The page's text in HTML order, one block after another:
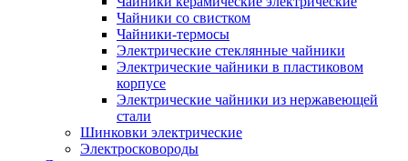
Чайники со свистком
Чайники-термосы
Электрические стеклянные чайники
Электрические чайники в пластиковом
корпусе
Электрические чайники из нержавеющей
стали
Шинковки электрические
Электросковороды